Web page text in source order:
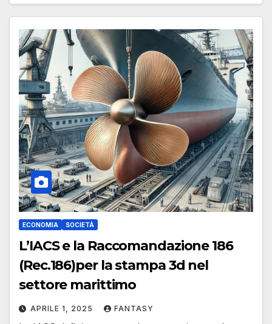
ECONOMIA SOCIETÀ
L’IACS e la Raccomandazione 186
(Rec.186)per la stampa 3d nel
settore marittimo
APRILE 1, 2025 FANTASY